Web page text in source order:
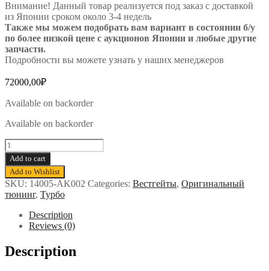
Внимание! Данный товар реализуется под заказ с доставкой
из Японии сроком около 3-4 недель
Также мы можем подобрать вам вариант в состоянии б/у
по более низкой цене с аукционов Японии и любые другие
запчасти.
Подробности вы можете узнать у наших менеджеров
72000,00₽
Available on backorder
Available on backorder
Вестгейт
(Wastegate)
HKS
GT
II
50мм
Add to cart
Add to Wishlist
SKU: 14005-AK002 Categories: Вестгейты, Оригинальный
тюнинг, Турбо
Description
Reviews (0)
Description